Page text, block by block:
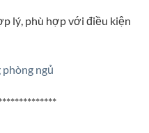
lý, phù hợp với điều kiện
ngủ